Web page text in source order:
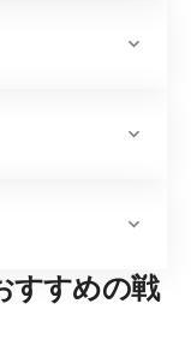
すすめの戦